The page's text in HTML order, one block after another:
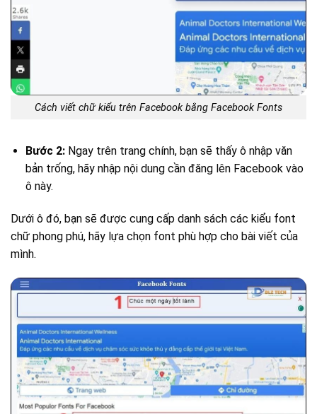
Cách viết chữ kiểu trên Facebook bằng Facebook Fonts
Bước 2:Ngay trên trang chính, bạn sẽ thấy ô nhập văn
bản trống, hãy nhập nội dung cần đăng lên Facebook vào
ô này.
Dưới ô đó, bạn sẽ được cung cấp danh sách các kiểu font
chữ phong phú, hãy lựa chọn font phù hợp cho bài viết của
mình.